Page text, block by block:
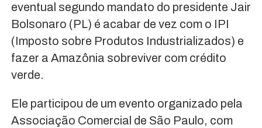
eventual segundo mandato do presidente Jair
Bolsonaro (PL) é acabar de vez com o IPI
(Imposto sobre Produtos Industrializados) e
fazer a Amazônia sobreviver com crédito
verde.
Ele participou de um evento organizado pela
Associação Comercial de São Paulo, com